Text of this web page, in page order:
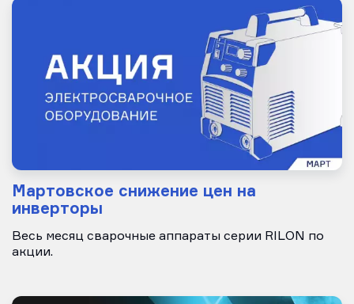
Мартовское снижение цен на
инверторы
Весь месяц сварочные аппараты серии RILON по
акции.